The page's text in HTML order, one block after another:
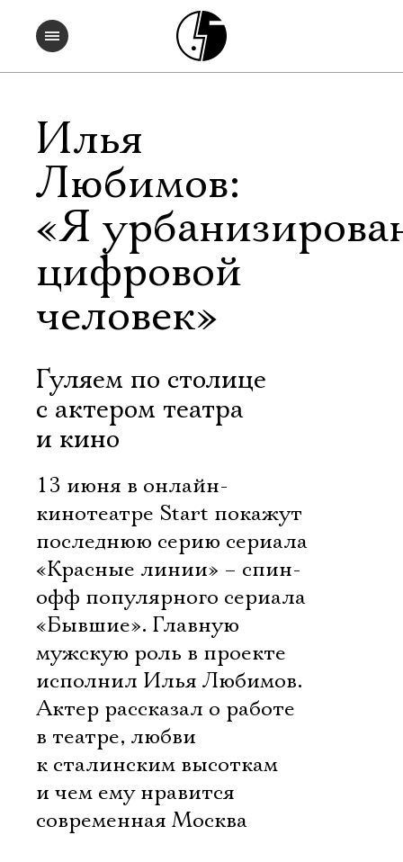
Илья
Любимов:
«Я
цифровой
человек»
Гуляем по столице
с актером театра
и кино
13 июня в онлайн-
кинотеатре Start покажут
последнюю серию сериала
«Красные линии» – спин-
офф популярного сериала
«Бывшие». Главную
мужскую роль в проекте
исполнил Илья Любимов.
Актер рассказал о работе
в театре, любви
к сталинским высоткам
и чем ему нравится
современная Москва